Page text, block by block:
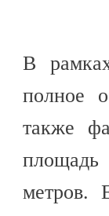
В
полное
также
площадь
метров.